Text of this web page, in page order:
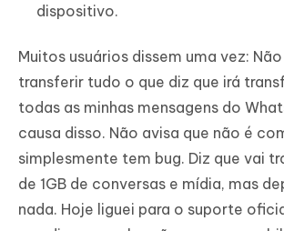
dispositivo.
Muitos usuários dissem uma vez:
transferir tudo o que diz que irá
todas as minhas mensagens do
causa disso. Não avisa que não é
simplesmente tem bug. Diz que vai
de 1GB de conversas e mídia, mas
nada. Hoje liguei para o suporte